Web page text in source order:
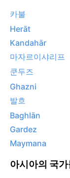
카불
Herāt
Kandahār
마자르이샤리프
쿤두즈
Ghazni
발흐
Baghlān
Gardez
Maymana
아시아의 국